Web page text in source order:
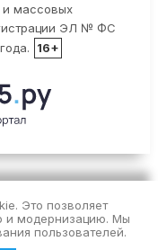
и массовых
ЭЛ № ФС
16+
Это позволяет
и модернизацию. Мы
пользователей.